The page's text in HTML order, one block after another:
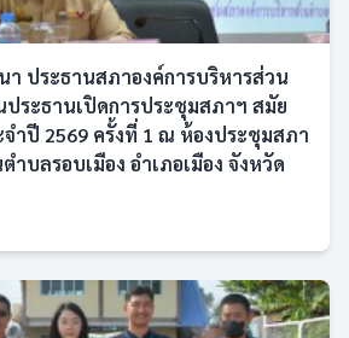
า ประธานสภาองค์การบริหารส่วน
ประธานเปิดการประชุมสภาฯ สมัย
ำปี 2569 ครั้งที่ 1 ณ ห้องประชุมสภา
ำบลรอบเมือง อำเภอเมือง จังหวัด